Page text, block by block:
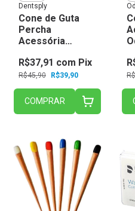
Dentsply
Cone de Guta
Percha
Acessória
Dentsply Sirona
R$45,90 R$39,90
R$37,91 com Pix
COMPRAR